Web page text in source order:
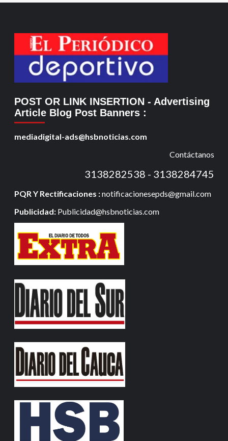
POST OR LINK INSERTION - Advertising
Article Blog Post Banners :
mediadigital-ads@hsbnoticias.com
Contáctanos
3138282538 - 3138284745
PQR Y Rectificaciones :notificacionesepds@gmail.com
Publicidad: Publicidad@hsbnoticias.com